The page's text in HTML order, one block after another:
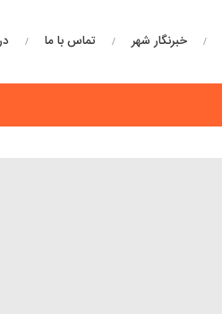
خبرنگار شهر تماس با ما